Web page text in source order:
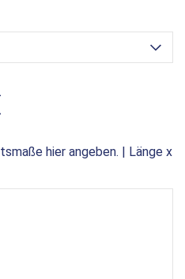
hier angeben. | Länge x